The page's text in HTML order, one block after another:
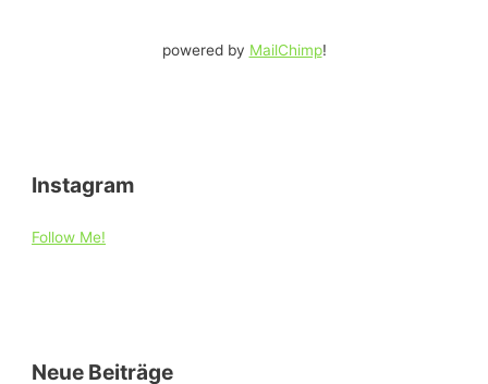
powered by MailChimp!
Instagram
Follow Me!
Neue Beiträge